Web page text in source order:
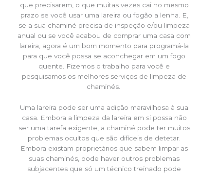
que precisarem, o que muitas vezes cai no mesmo
prazo se você usar uma lareira ou fogão a lenha. E,
se a sua chaminé precisa de inspeção e/ou limpeza
anual ou se você acabou de comprar uma casa com
lareira, agora é um bom momento para programá-la
para que você possa se aconchegar em um fogo
quente. Fizemos o trabalho para você e
pesquisamos os melhores serviços de limpeza de
chaminés.
Uma lareira pode ser uma adição maravilhosa à sua
casa. Embora a limpeza da lareira em si possa não
ser uma tarefa exigente, a chaminé pode ter muitos
problemas ocultos que são difíceis de detetar.
Embora existam proprietários que sabem limpar as
suas chaminés, pode haver outros problemas
subjacentes que só um técnico treinado pode